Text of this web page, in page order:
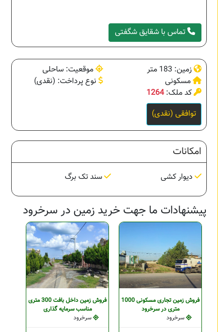
تماس با شقایق شگفتی
زمین: 183 متر
موقعیت: ساحلی
مسکونی
نوع پرداخت: (نقدی)
کد ملک:1264
توافقی (نقدی)
امکانات
دیوار کشی سند تک برگ
پیشنهادات ما جهت خرید زمین در سرخرود
فروش زمین تجاری مسکونی 1000
متری در سرخرود
سرخرود
فروش زمین داخل بافت 300 متری
مناسب سرمایه گذاری
سرخرود